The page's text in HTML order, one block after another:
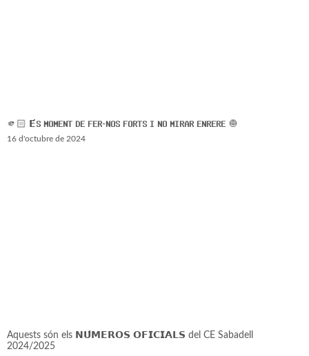
🫵🏻 𝗘́𝗦 𝗠𝗢𝗠𝗘𝗡𝗧 𝗗𝗘 𝗙𝗘𝗥-𝗡𝗢𝗦 𝗙𝗢𝗥𝗧𝗦 𝗜 𝗡𝗢 𝗠𝗜𝗥𝗔𝗥 𝗘𝗡𝗥𝗘𝗥𝗘 🧅
16 d'octubre de 2024
Aquests són els 𝗡𝗨́𝗠𝗘𝗥𝗢𝗦 𝗢𝗙𝗜𝗖𝗜𝗔𝗟𝗦 del CE Sabadell
2024/2025